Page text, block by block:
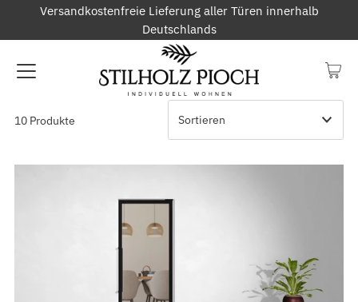
Versandkostenfreie Lieferung aller Türen innerhalb
Deutschlands
10 Produkte
Alphabetisch, Z-A
Preis, niedrig nach hoch